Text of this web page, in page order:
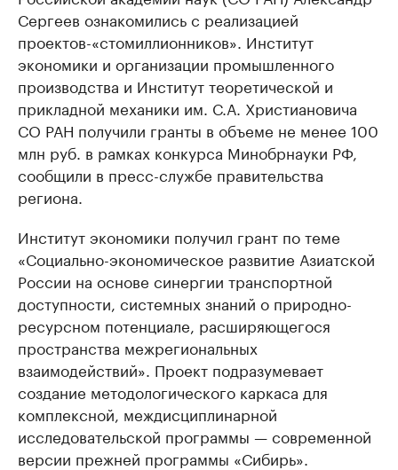
Сергеев ознакомились с реализацией
проектов-«стомиллионников». Институт
экономики и организации промышленного
производства и Институт теоретической и
прикладной механики им. С.А. Христиановича
СО РАН получили гранты в объеме не менее 100
млн руб. в рамках конкурса Минобрнауки РФ,
сообщили в пресс-службе правительства
региона.
Институт экономики получил грант по теме
«Социально-экономическое развитие Азиатской
России на основе синергии транспортной
доступности, системных знаний о природно-
ресурсном потенциале, расширяющегося
пространства межрегиональных
взаимодействий». Проект подразумевает
создание методологического каркаса для
комплексной, междисциплинарной
исследовательской программы — современной
версии прежней программы «Сибирь».